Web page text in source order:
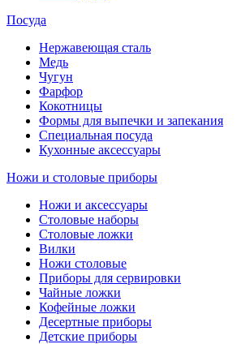
Посуда
Нержавеющая сталь
Медь
Чугун
Фарфор
Кокотницы
Формы для выпечки и запекания
Специальная посуда
Кухонные аксессуары
Ножи и столовые приборы
Ножи и аксессуары
Столовые наборы
Столовые ложки
Вилки
Ножи столовые
Приборы для сервировки
Чайные ложки
Кофейные ложки
Десертные приборы
Детские приборы